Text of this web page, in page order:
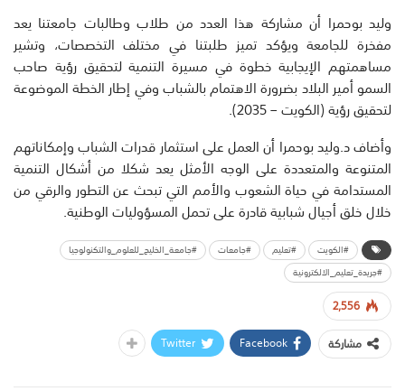
وليد بوحمرا أن مشاركة هذا العدد من طلاب وطالبات جامعتنا يعد
مفخرة للجامعة ويؤكد تميز طلبتنا في مختلف التخصصات، وتشير
مساهمتهم الإيجابية خطوة في مسيرة التنمية لتحقيق رؤية صاحب
السمو أمير البلاد بضرورة الاهتمام بالشباب وفي إطار الخطة الموضوعة
لتحقيق رؤية (الكويت – 2035).
وأضاف د.وليد بوحمرا أن العمل على استثمار قدرات الشباب وإمكاناتهم
المتنوعة والمتعددة على الوجه الأمثل يعد شكلا من أشكال التنمية
المستدامة في حياة الشعوب والأمم التي تبحث عن التطور والرقي من
خلال خلق أجيال شبابية قادرة على تحمل المسؤوليات الوطنية.
#الكويت #تعليم #جامعات
#جامعة_الخليج_للعلوم_والتكنولوجيا
#جريدة_تعليم_الالكترونية
2,556
مشاركة
Facebook
Twitter